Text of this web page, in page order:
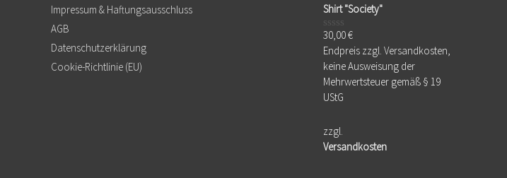
Impressum & Haftungsausschluss
AGB
Datenschutzerklärung
Cookie-Richtlinie (EU)
Shirt "Society"
Bewertet
mit
von
5
30,00€
Endpreis zzgl. Versandkosten,
keine Ausweisung der
Mehrwertsteuer gemäß § 19
UStG
zzgl.
Versandkosten